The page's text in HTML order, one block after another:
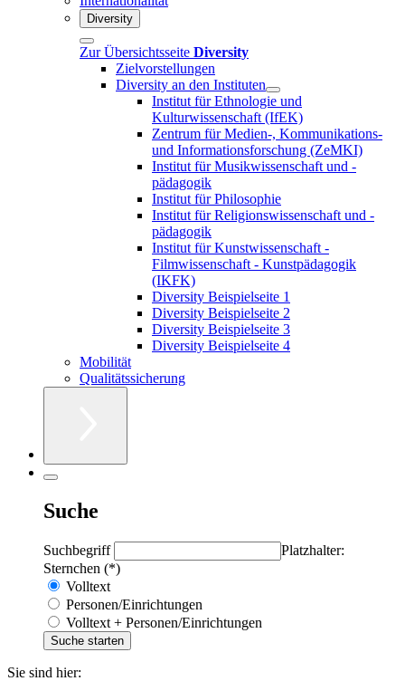
Diversity
Zur Übersichtsseite Diversity
Zielvorstellungen
Diversity an den Instituten
Institut für Ethnologie und
Kulturwissenschaft (IfEK)
Zentrum für Medien-, Kommunikations-
und Informationsforschung (ZeMKI)
Institut für Musikwissenschaft und -
pädagogik
Institut für Philosophie
Institut für Religionswissenschaft und -
pädagogik
Institut für Kunstwissenschaft -
Filmwissenschaft - Kunstpädagogik
(IKFK)
Diversity Beispielseite 1
Diversity Beispielseite 2
Diversity Beispielseite 3
Diversity Beispielseite 4
Mobilität
Qualitätssicherung
Suche
Suchbegriff
Platzhalter:
Sternchen (*)
Volltext
Personen/Einrichtungen
Volltext + Personen/Einrichtungen
Sie sind hier: